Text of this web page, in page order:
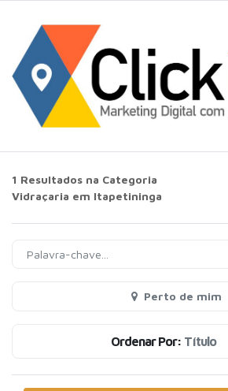
1 Resultados na Categoria
Vidraçaria em Itapetininga
Perto de mim
Ordenar Por: Título